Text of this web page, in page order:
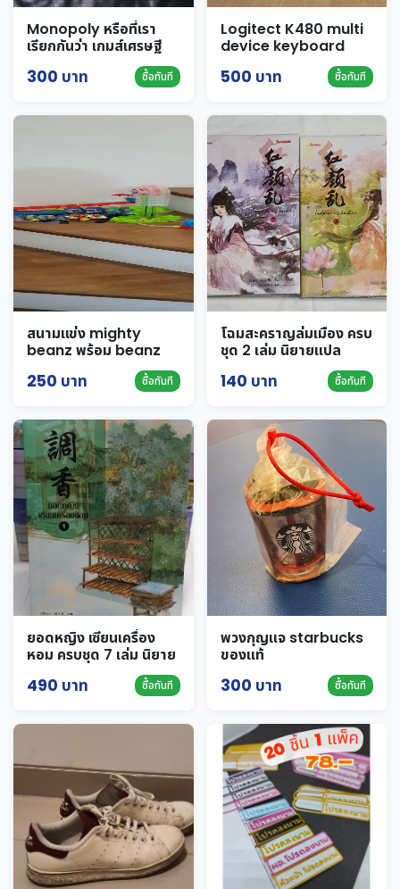
Monopoly หรือที่เรา
เรียกกันว่า เกมส์เศรษฐี
300 บาท ซื้อทันที
Logitect K480 multi
device keyboard
500 บาท ซื้อทันที
สนามแข่ง mighty
beanz พร้อม beanz
250 บาท ซื้อทันที
โฉมสะคราญล่มเมือง ครบ
ชุด 2 เล่ม นิยายแปล
140 บาท ซื้อทันที
ยอดหญิง เซียนเครื่อง
หอม ครบชุด 7 เล่ม นิยาย
490 บาท ซื้อทันที
พวงกุญแจ starbucks
ของแท้
300 บาท ซื้อทันที